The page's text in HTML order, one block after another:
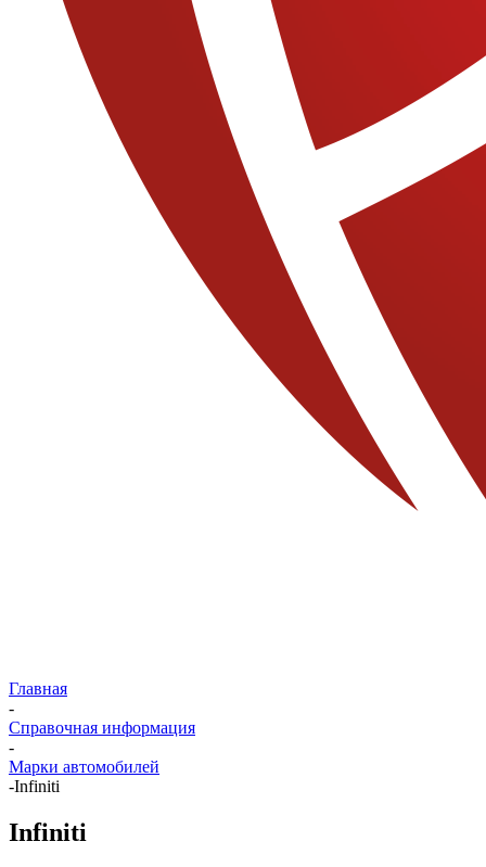
Главная
-
Справочная информация
-
Марки автомобилей
-Infiniti
Infiniti